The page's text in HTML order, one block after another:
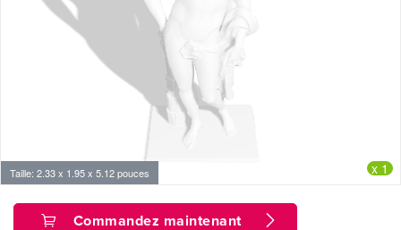
Taille: 2.33 x 1.95 x 5.12 pouces x 1
Commandez maintenant